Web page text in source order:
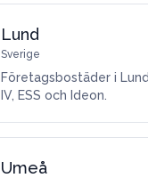
Lund
Sverige
Företagsbostäder i
IV, ESS och Ideon.
Umeå